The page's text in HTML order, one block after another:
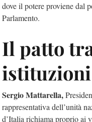
dove il potere proviene dal
Parlamento.
Il patto
istituzioni
Sergio Mattarella,
rappresentativa dell’unità
d’Italia richiama proprio ai